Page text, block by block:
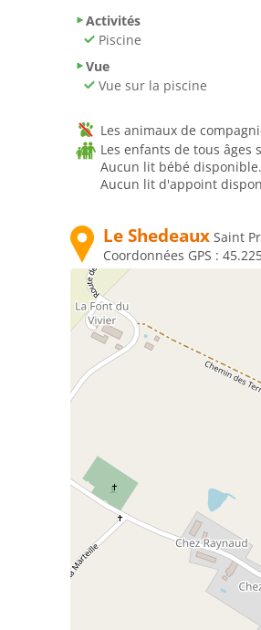
Activités
Piscine
Vue
Vue sur la piscine
Les animaux de
Les enfants de tous âges
Aucun lit bébé disponible.
Aucun lit d'appoint
Le Shedeaux Saint
Coordonnées GPS :